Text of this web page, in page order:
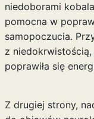
niedoborami
pomocna w
samopoczucia.
z
poprawiła się
Z drugiej strony,